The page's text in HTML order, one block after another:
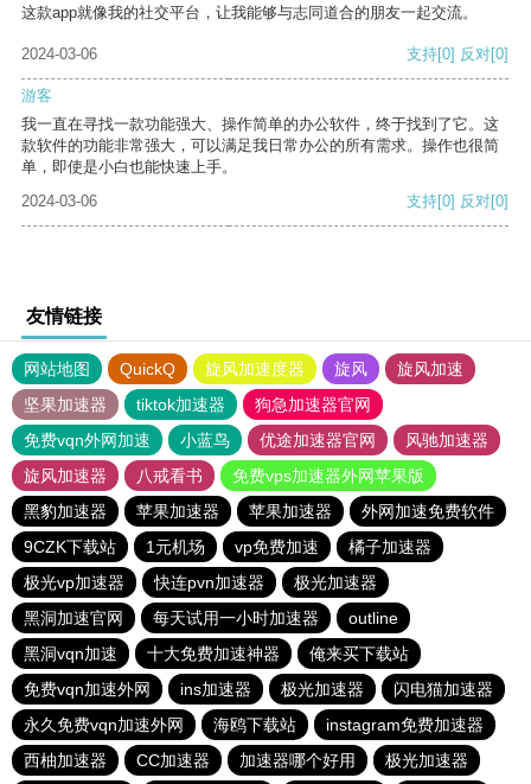
这款app就像我的社交平台，让我能够与志同道合的朋友一起交流。
2024-03-06 支持[0] 反对[0]
游客
我一直在寻找一款功能强大、操作简单的办公软件，终于找到了它。这
款软件的功能非常强大，可以满足我日常办公的所有需求。操作也很简
单，即使是小白也能快速上手。
2024-03-06
支持[0] 反对[0]
友情链接
网站地图 QuickQ 旋风加速度器 旋风
旋风加速
坚果加速器
tiktok加速器
狗急加速器官网
免费vqn外网加速
小蓝鸟 优途加速器官网
风驰加速器
旋风加速器
八戒看书
免费vps加速器外网苹果版
黑豹加速器
苹果加速器 苹果加速器
外网加速免费软件
9CZK下载站
1元机场 vp免费加速
橘子加速器
极光vp加速器
快连pvn加速器
极光加速器
黑洞加速官网
每天试用一小时加速器
outline
黑洞vqn加速
十大免费加速神器
俺来买下载站
免费vqn加速外网
ins加速器 极光加速器
闪电猫加速器
永久免费vqn加速外网
海鸥下载站
instagram免费加速器
西柚加速器
CC加速器 加速器哪个好用 极光加速器